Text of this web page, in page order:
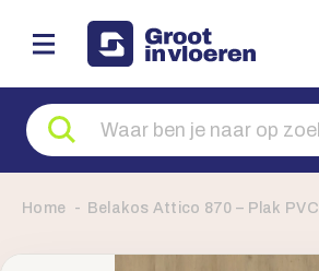
Zoeken
naar
producten
Home Belakos Attico 870 – Plak PVC